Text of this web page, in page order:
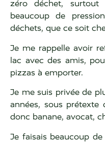
zéro déchet,
beaucoup de
déchets, que ce soit
Je me rappelle avoir
lac avec des amis,
pizzas à emporter.
Je me suis privée de
années, sous prétexte
donc banane, avocat,
Je faisais beaucoup